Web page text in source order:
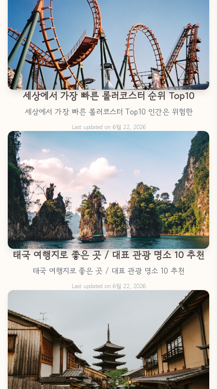
세상에서 가장 빠른 롤러코스터 순위 Top10
세상에서 가장 빠른 롤러코스터 Top10 인간은 위험한
Last updated on 6월 22, 2026
태국 여행지로 좋은 곳 / 대표 관광 명소 10 추천
태국 여행지로 좋은 곳 / 대표 관광 명소 10 추천
Last updated on 6월 22, 2026